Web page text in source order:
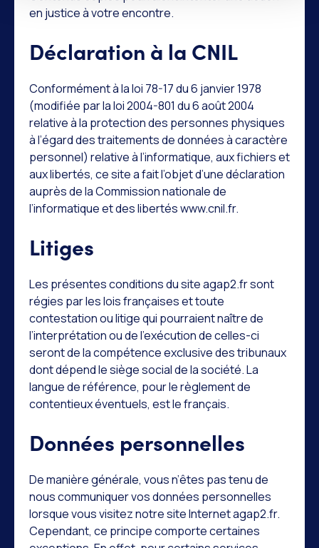
en justice à votre encontre.
Déclaration à la CNIL
Conformément à la loi 78-17 du 6 janvier 1978
(modifiée par la loi 2004-801 du 6 août 2004
relative à la protection des personnes physiques
à l’égard des traitements de données à caractère
personnel) relative à l’informatique, aux fichiers et
aux libertés, ce site a fait l’objet d’une déclaration
auprès de la Commission nationale de
l’informatique et des libertés www.cnil.fr.
Litiges
Les présentes conditions du site agap2.fr sont
régies par les lois françaises et toute
contestation ou litige qui pourraient naître de
l’interprétation ou de l’exécution de celles-ci
seront de la compétence exclusive des tribunaux
dont dépend le siège social de la société. La
langue de référence, pour le règlement de
contentieux éventuels, est le français.
Données personnelles
De manière générale, vous n’êtes pas tenu de
nous communiquer vos données personnelles
lorsque vous visitez notre site Internet agap2.fr.
Cependant, ce principe comporte certaines